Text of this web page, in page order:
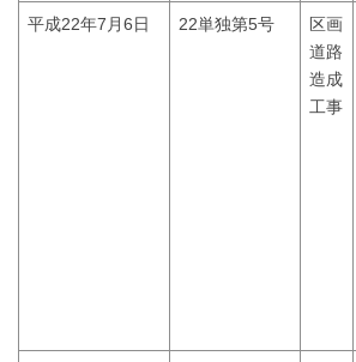
平成22年7月6日 22単独第5号
区画
道路
造成
工事